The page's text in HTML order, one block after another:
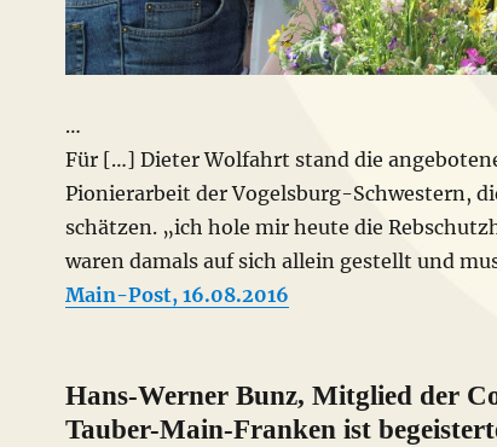
…
Für […] Dieter Wolfahrt stand die
Pionierarbeit der Vogelsburg-Schwestern,
schätzen. „ich hole mir heute die
waren damals auf sich allein gestellt und
Main-Post, 16.08.2016
Hans-Werner Bunz, Mitglied der
Tauber-Main-Franken ist